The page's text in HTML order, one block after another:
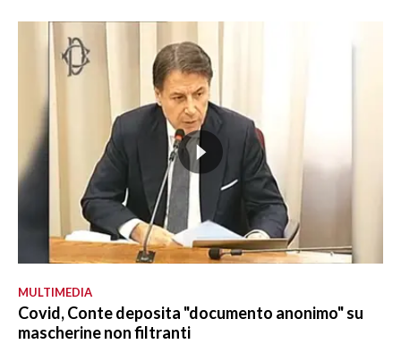
MULTIMEDIA
Covid, Conte deposita "documento anonimo" su
mascherine non filtranti